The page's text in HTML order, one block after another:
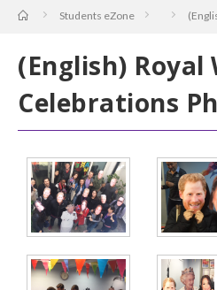
Students eZone
(English) Royal
Celebrations